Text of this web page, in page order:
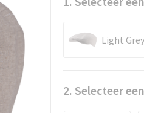
Light Grey
2. Selecteer